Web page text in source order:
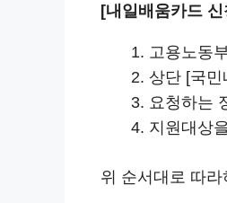
[내일배움카드
고용노동
상단 [국
요청하는
지원대상
위 순서대로 따